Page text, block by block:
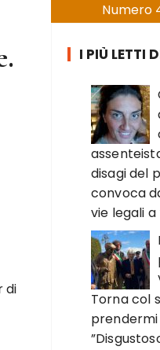
di
Numero
I PIÙ LETTI
disagi del
convoca
vie legali a
Torna col
prendermi